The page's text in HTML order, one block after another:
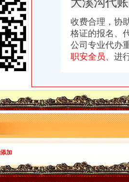
税务详细流程请指点】-商务服务-信
有限公司
公司流程_【会计服务】
增利纯一年定期开放券型证券投
政管理的主要方法-直辖市重庆工商信息
司关于募集资金使用完毕及注销募集资
中区设备物资拍卖公告-众拍网
栏-搜狐滚动
中区办公商务楼拍卖公告-众拍网
公司|会计代理记账】-重庆赶集网
托车经营公司、重庆海庆实业总公司
具适配实施办法》的通知
商户_分公司_进出口权申请_营业执照
收费合理，协
格证的报名、
公司专业代办
职安全员、 进
加